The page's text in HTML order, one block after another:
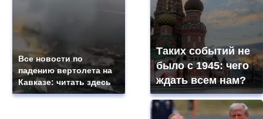
Все новости по
падению вертолета на
Кавказе: читать здесь
Таких событий не
было с 1945: чего
ждать всем нам?